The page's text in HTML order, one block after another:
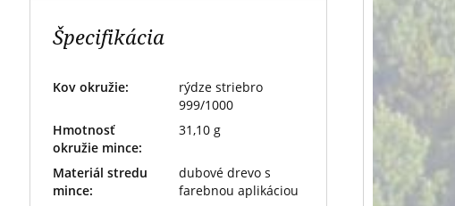
Špecifikácia
Kov okružie:
rýdze striebro
999/1000
Hmotnosť
okružie mince:
31,10 g
Materiál stredu
mince:
dubové drevo s
farebnou aplikáciou